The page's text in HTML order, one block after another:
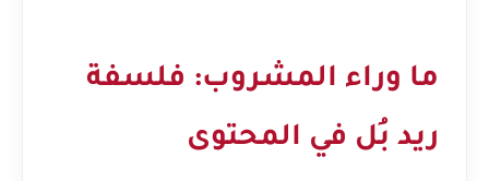
ما وراء المشروب: فلسفة
ريد بُل في المحتوى